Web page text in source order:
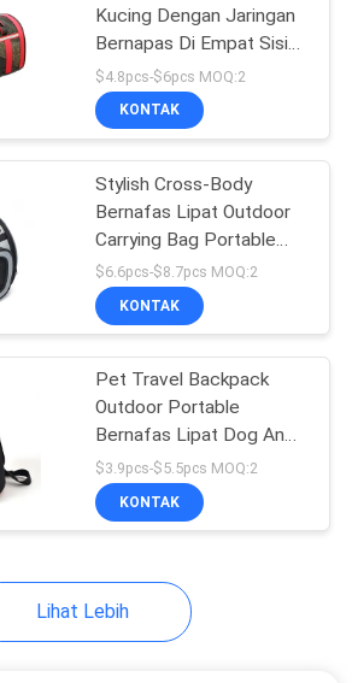
Peliharaan
Kunyah
Peliharaan
Kucing Dengan Jaringan
Bernapas Di Empat Sisi
Kandang Hewan
Peliharaan Lipat
$4.8pcs-$6pcs MOQ:2
KONTAK
Stylish Cross-Body
Bernafas Lipat Outdoor
Carrying Bag Portable
Pet Car Bag
$6.6pcs-$8.7pcs MOQ:2
KONTAK
Pet Travel Backpack
Outdoor Portable
Bernafas Lipat Dog And
Cat Tas
$3.9pcs-$5.5pcs MOQ:2
KONTAK
Lihat Lebih